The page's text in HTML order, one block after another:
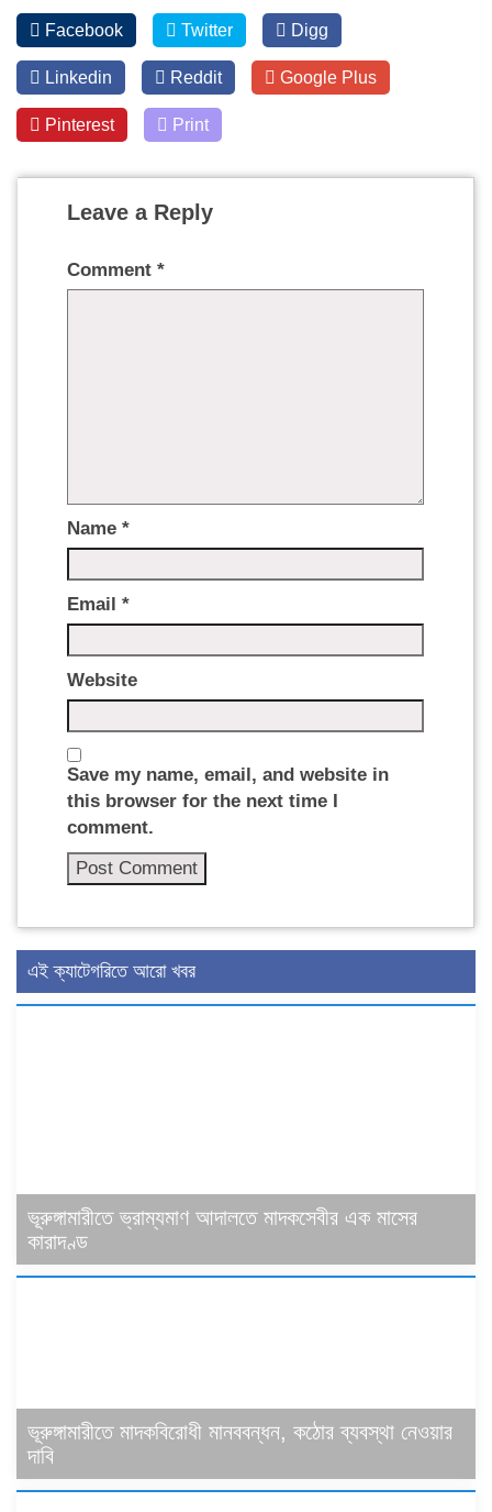
Facebook Twitter Digg
Linkedin Reddit Google Plus
Pinterest Print
Leave a Reply
Comment *
Name *
Email *
Website
Save my name, email, and website in
this browser for the next time I
comment.
এই ক্যাটেগরিতে আরো খবর
ভূরুঙ্গামারীতে ভ্রাম্যমাণ আদালতে মাদকসেবীর এক মাসের
কারাদণ্ড
ভূরুঙ্গামারীতে মাদকবিরোধী মানববন্ধন, কঠোর ব্যবস্থা নেওয়ার
দাবি